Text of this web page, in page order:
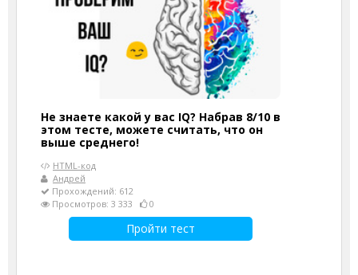
Не знаете какой у вас IQ? Набрав 8/10 в
этом тесте, можете считать, что он
выше среднего!
HTML-код
Андрей
Прохождений: 612
Просмотров: 3 333
0
Пройти тест